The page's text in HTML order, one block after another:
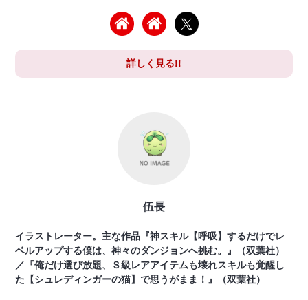
詳しく見る!!
伍長
イラストレーター。主な作品『神スキル【呼吸】するだけでレ
ベルアップする僕は、神々のダンジョンへ挑む。』（双葉社）
／『俺だけ選び放題、Ｓ級レアアイテムも壊れスキルも覚醒し
た【シュレディンガーの猫】で思うがまま！』（双葉社）